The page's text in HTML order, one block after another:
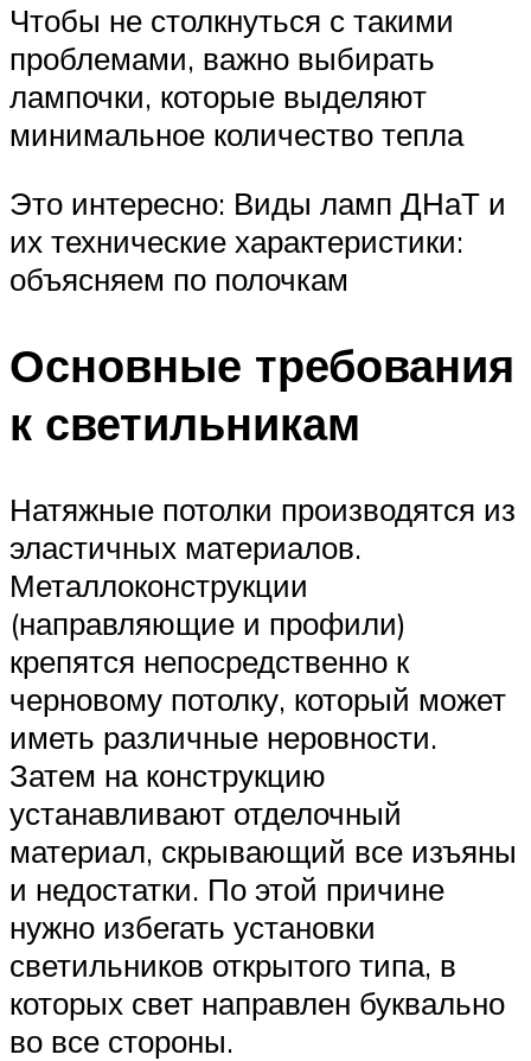
Чтобы не столкнуться с такими
проблемами, важно выбирать
лампочки, которые выделяют
минимальное количество тепла
Это интересно: Виды ламп ДНаТ и
их технические характеристики:
объясняем по полочкам
Основные требования
к светильникам
Натяжные потолки производятся из
эластичных материалов.
Металлоконструкции
(направляющие и профили)
крепятся непосредственно к
черновому потолку, который может
иметь различные неровности.
Затем на конструкцию
устанавливают отделочный
материал, скрывающий все изъяны
и недостатки. По этой причине
нужно избегать установки
светильников открытого типа, в
которых свет направлен буквально
во все стороны.